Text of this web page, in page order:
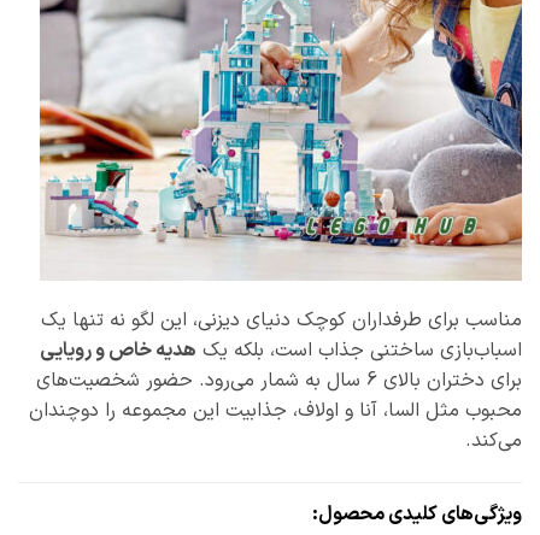
مناسب برای طرفداران کوچک دنیای دیزنی، این لگو نه تنها یک
اسباب‌بازی ساختنی جذاب است، بلکه یکهدیه خاص و رویایی
برای دختران بالای 6 سال به شمار می‌رود. حضور شخصیت‌های
محبوب مثل السا، آنا و اولاف، جذابیت این مجموعه را دوچندان
می‌کند.
ویژگی‌های کلیدی محصول: